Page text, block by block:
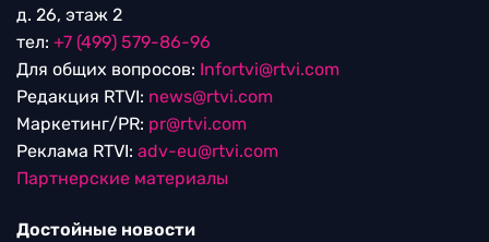
д. 26, этаж 2
тел: +7 (499) 579-86-96
Для общих вопросов: Infortvi@rtvi.com
Редакция RTVI: news@rtvi.com
Маркетинг/PR: pr@rtvi.com
Реклама RTVI: adv-eu@rtvi.com
Партнерские материалы
Достойные новости